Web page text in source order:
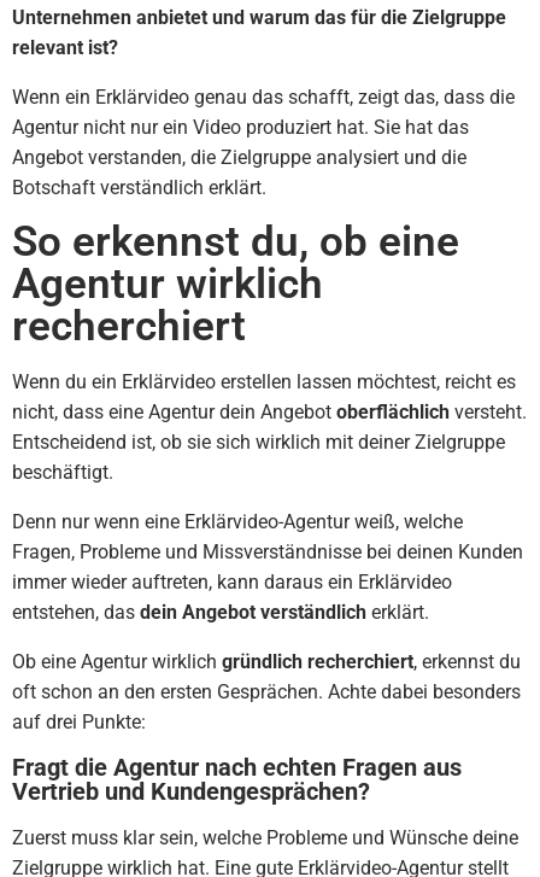
Unternehmen anbietet und warum das für die Zielgruppe
relevant ist?
Wenn ein Erklärvideo genau das schafft, zeigt das, dass die
Agentur nicht nur ein Video produziert hat. Sie hat das
Angebot verstanden, die Zielgruppe analysiert und die
Botschaft verständlich erklärt.
So erkennst du, ob eine
Agentur wirklich
recherchiert
Wenn du ein Erklärvideo erstellen lassen möchtest, reicht es
nicht, dass eine Agentur dein Angebot oberflächlich versteht.
Entscheidend ist, ob sie sich wirklich mit deiner Zielgruppe
beschäftigt.
Denn nur wenn eine Erklärvideo-Agentur weiß, welche
Fragen, Probleme und Missverständnisse bei deinen Kunden
immer wieder auftreten, kann daraus ein Erklärvideo
entstehen, das dein Angebot verständlich erklärt.
Ob eine Agentur wirklich gründlich recherchiert, erkennst du
oft schon an den ersten Gesprächen. Achte dabei besonders
auf drei Punkte:
Fragt die Agentur nach echten Fragen aus
Vertrieb und Kundengesprächen?
Zuerst muss klar sein, welche Probleme und Wünsche deine
Zielgruppe wirklich hat. Eine gute Erklärvideo-Agentur stellt